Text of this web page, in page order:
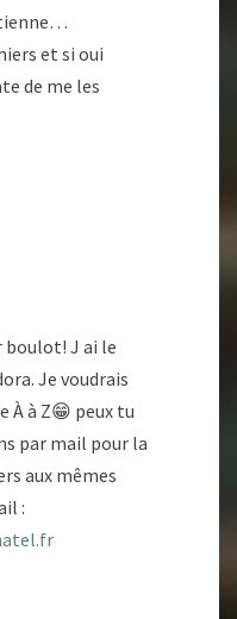
tienne…
et si oui
de me les
boulot! J ai le
Je voudrais
À à Z😁 peux tu
par mail pour la
aux mêmes
: